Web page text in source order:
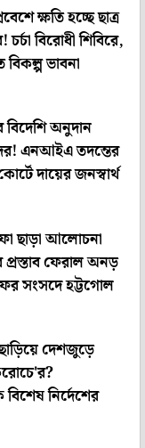
ক্ষতি হচ্ছে ছাত্র
বিরোধী শিবিরে,
ভাবনা
অনুদান
এনআইএ তদন্তের
দায়ের জনস্বার্থ
ছাড়া আলোচনা
প্রস্তাব ফেরাল অনড়
সংসদে হট্টগোল
ছাড়িয়ে দেশজুড়ে
নির্দেশের